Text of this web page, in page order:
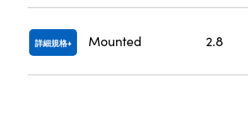
詳細規格 Mounted 2.8